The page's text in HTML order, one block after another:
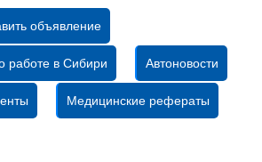
объявление
работе в Сибири Автоновости
Медицинские рефераты